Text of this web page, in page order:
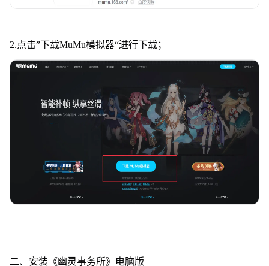
2.点击”下载MuMu模拟器“进行下载；
二、安装《幽灵事务所》电脑版